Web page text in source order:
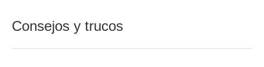
Consejos y trucos